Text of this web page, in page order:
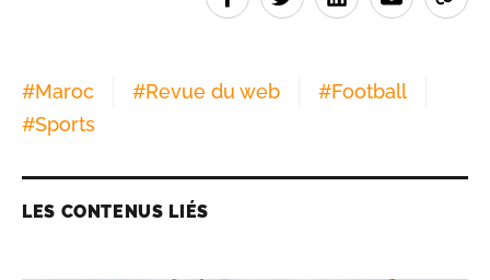
#Maroc #Revue du web #Football
#Sports
LES CONTENUS LIÉS